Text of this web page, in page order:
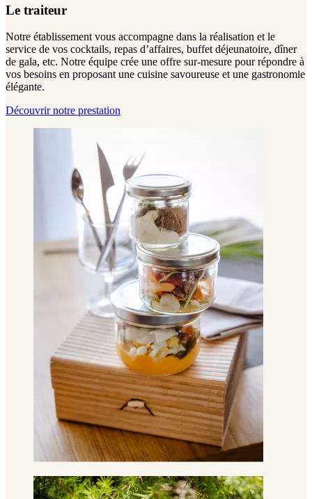
Le traiteur
Notre établissement vous accompagne dans la réalisation et le
service de vos cocktails, repas d’affaires, buffet déjeunatoire, dîner
de gala, etc. Notre équipe crée une offre sur-mesure pour répondre à
vos besoins en proposant une cuisine savoureuse et une gastronomie
élégante.
Découvrir notre prestation